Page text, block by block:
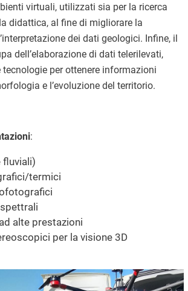
virtuali, utilizzati sia per la ricerca
didattica, al fine di migliorare la
dei dati geologici. Infine, il
dell’elaborazione di dati telerilevati,
tecnologie per ottenere informazioni
e l’evoluzione del territorio.
:
fluviali)
termici
alte prestazioni
per la visione 3D